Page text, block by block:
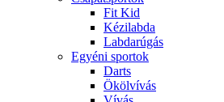
Fit Kid
Kézilabda
Labdarúgás
Egyéni sportok
Darts
Ökölvívás